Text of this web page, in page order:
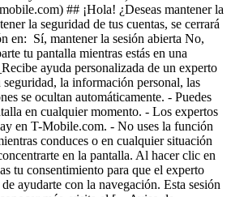
## ¡Hola! ¿Deseas mantener la
la seguridad de tus cuentas, se cerrará
en: Sí, mantener la sesión abierta No,
tu pantalla mientras estás en una
ayuda personalizada de un experto
la información personal, las
se ocultan automáticamente. - Puedes
en cualquier momento. - Los expertos
en T-Mobile.com. - No uses la función
conduces o en cualquier situación
en la pantalla. Al hacer clic en
tu consentimiento para que el experto
ayudarte con la navegación. Esta sesión